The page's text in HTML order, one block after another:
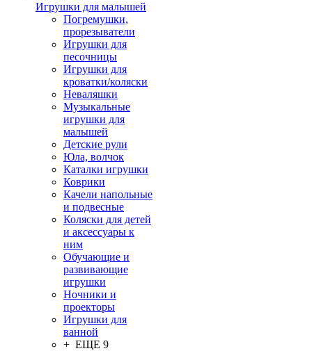
Игрушки для малышей
Погремушки,
прорезыватели
Игрушки для
песочницы
Игрушки для
кроватки/коляски
Неваляшки
Музыкальные
игрушки для
малышей
Детские рули
Юла, волчок
Каталки игрушки
Коврики
Качели напольные
и подвесные
Коляски для детей
и аксессуары к
ним
Обучающие и
развивающие
игрушки
Ночники и
проекторы
Игрушки для
ванной
+ ЕЩЕ 9